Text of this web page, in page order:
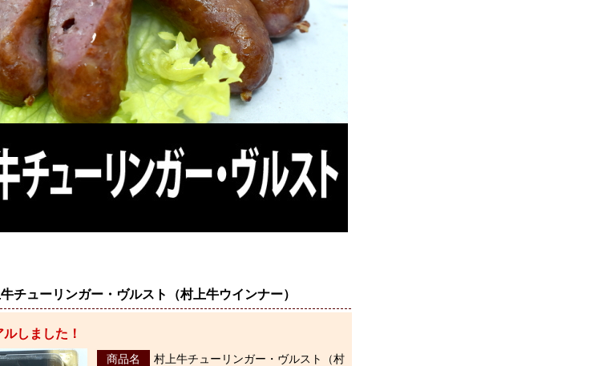
チューリンガー・ヴルスト（村上牛ウインナー）
しました！
商品名
村上牛チューリンガー・ヴルスト（村